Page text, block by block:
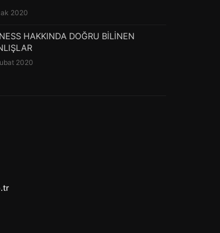
2020
HAKKINDA DOĞRU BİLİNEN
2020